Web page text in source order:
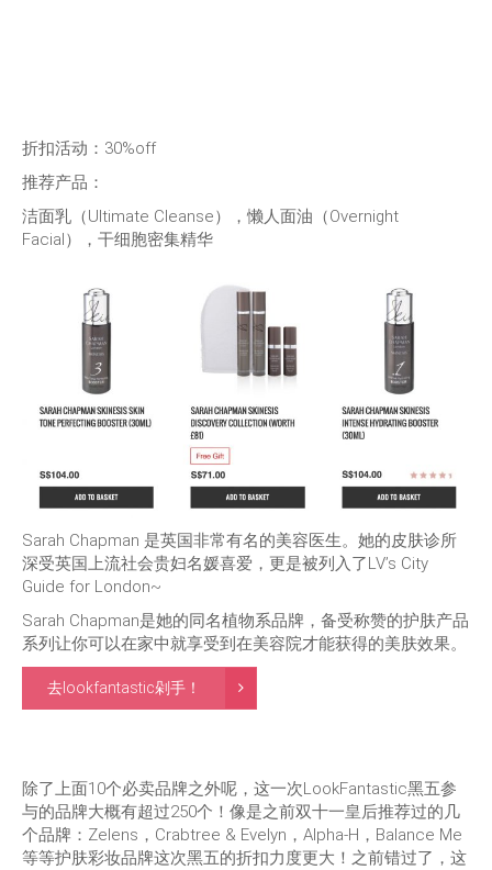
折扣活动：30%off
推荐产品：
洁面乳（Ultimate Cleanse），懒人面油（Overnight
Facial），干细胞密集精华
Sarah Chapman 是英国非常有名的美容医生。她的皮肤诊所
深受英国上流社会贵妇名媛喜爱，更是被列入了LV’s City
Guide for London~
Sarah Chapman是她的同名植物系品牌，备受称赞的护肤产品
系列让你可以在家中就享受到在美容院才能获得的美肤效果。
去lookfantastic剁手！
除了上面10个必卖品牌之外呢，这一次LookFantastic黑五参
与的品牌大概有超过250个！像是之前双十一皇后推荐过的几
个品牌：Zelens，Crabtree & Evelyn，Alpha-H，Balance Me
等等护肤彩妆品牌这次黑五的折扣力度更大！之前错过了，这